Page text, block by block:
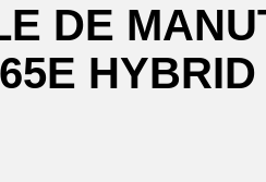
DE
HYBRID